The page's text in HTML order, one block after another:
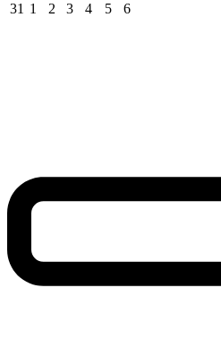
31 1 2 3 4 5 6